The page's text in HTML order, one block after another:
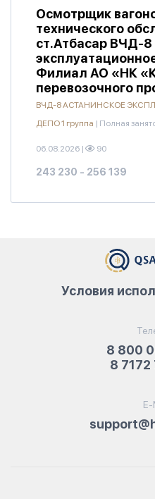
Осмотрщик
технического
ст.Атбасар ВЧД-8
Филиал АО «НК
перевозочного
ВЧД-8 АСТАНИНСКОЕ
ДЕПО 1 группа | Полная
06.08.2026 | 90
243 230 - 256 139
8 800
8
E-
Условия